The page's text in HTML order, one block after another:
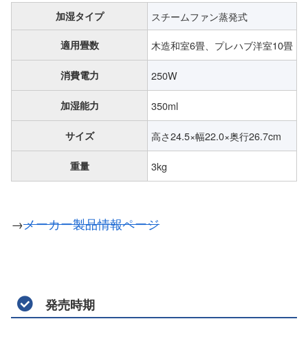
加湿タイプ スチームファン蒸発式
適用畳数 木造和室6畳、プレハブ洋室10畳
消費電力 250W
加湿能力 350ml
サイズ 高さ24.5×幅22.0×奥行26.7cm
重量 3kg
→メーカー製品情報ページ
発売時期